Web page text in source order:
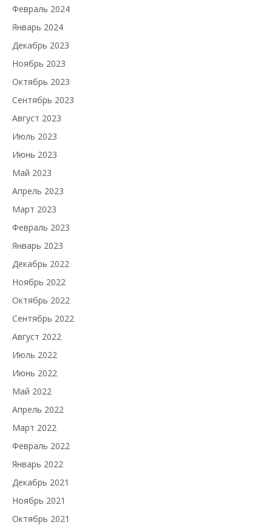
Февраль 2024
Январь 2024
Декабрь 2023
Ноябрь 2023
Октябрь 2023
Сентябрь 2023
Август 2023
Июль 2023
Июнь 2023
Май 2023
Апрель 2023
Март 2023
Февраль 2023
Январь 2023
Декабрь 2022
Ноябрь 2022
Октябрь 2022
Сентябрь 2022
Август 2022
Июль 2022
Июнь 2022
Май 2022
Апрель 2022
Март 2022
Февраль 2022
Январь 2022
Декабрь 2021
Ноябрь 2021
Октябрь 2021